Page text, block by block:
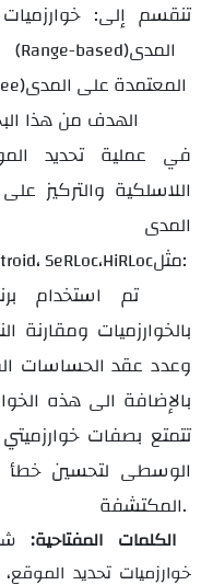
تنقسم إلى:
(Range-based)
الهدف من هذا
في عملية تحديد
اللاسلكية والتركيز
المدى
مثل:
HiRLoc،SeRLoc،
تم استخدام
بالخوارزميات ومقارنة
وعدد عقد الحساسات
بالإضافة الى هذه
تتمتع بصفات
الوسطى لتحسين خطأ
المكتشفة.
الكلمات المفتاحية:
خوارزميات تحديد